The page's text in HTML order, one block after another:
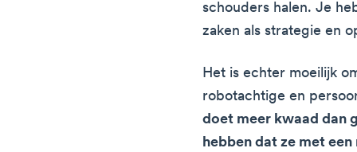
schouders halen. Je
zaken als strategie en
Het is echter moeilijk
robotachtige en
doet meer kwaad dan
hebben dat ze met